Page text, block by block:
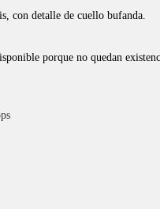
con detalle de cuello bufanda.
porque no quedan